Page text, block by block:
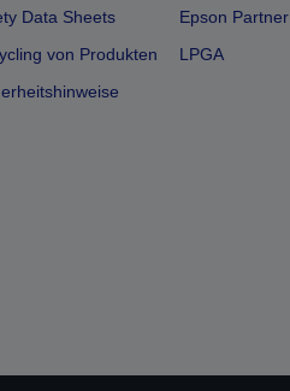
Data Sheets
von Produkten
Epson
LPGA